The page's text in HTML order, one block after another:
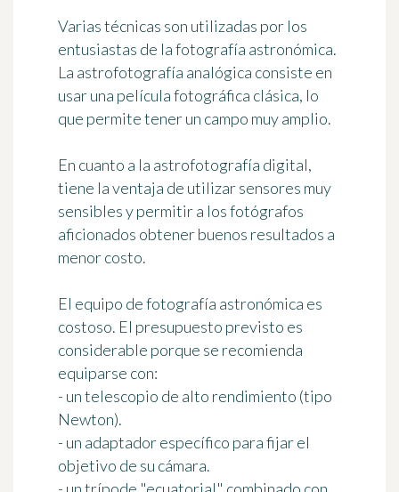
Varias técnicas son utilizadas por los
entusiastas de la fotografía astronómica.
La astrofotografía analógica consiste en
usar una película fotográfica clásica, lo
que permite tener un campo muy amplio.
En cuanto a la astrofotografía digital,
tiene la ventaja de utilizar sensores muy
sensibles y permitir a los fotógrafos
aficionados obtener buenos resultados a
menor costo.
El equipo de fotografía astronómica es
costoso. El presupuesto previsto es
considerable porque se recomienda
equiparse con:
- un telescopio de alto rendimiento (tipo
Newton).
- un adaptador específico para fijar el
objetivo de su cámara.